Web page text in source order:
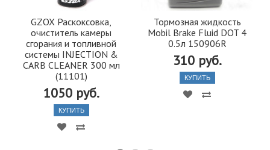
GZOX Раскоксовка,
очиститель камеры
сгорания и топливной
системы INJECTION &
CARB CLEANER 300 мл
(11101)
1050 руб.
КУПИТЬ
Тормозная жидкость
Mobil Brake Fluid DOT 4
0.5л 150906R
310 руб.
КУПИТЬ